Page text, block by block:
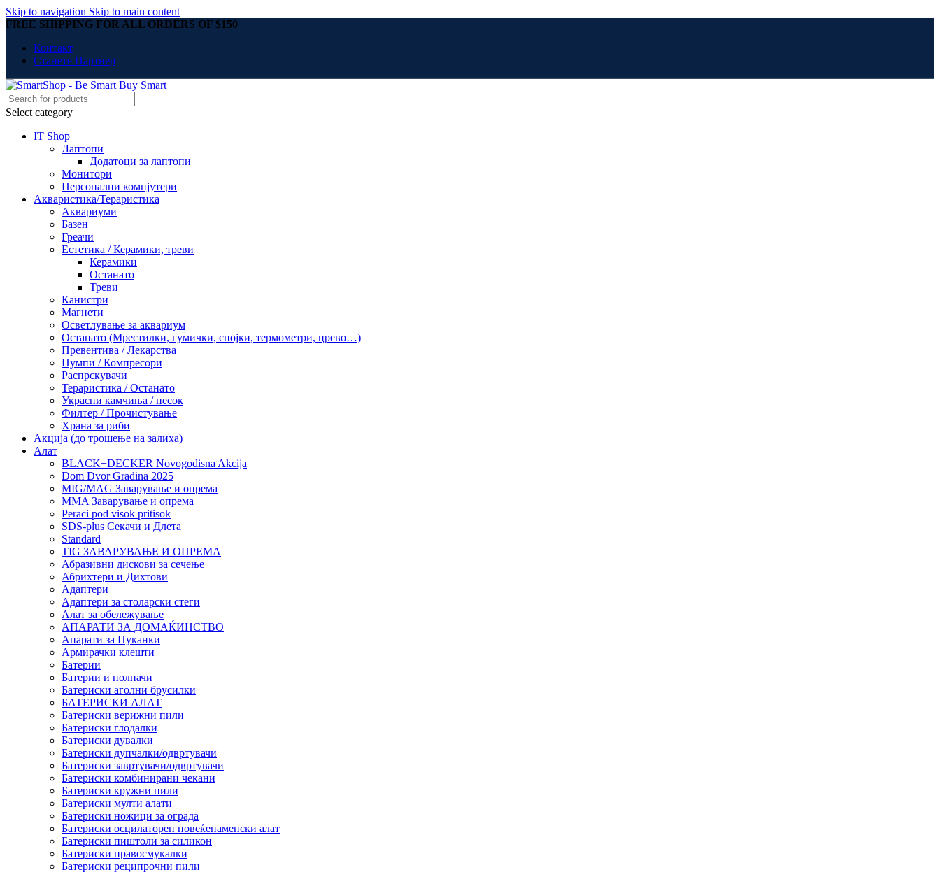
Skip to navigation Skip to main content
FREE SHIPPING FOR ALL ORDERS OF $150
Контакт
Станете Партнер
Select category
IT Shop
Лаптопи
Додатоци за лаптопи
Монитори
Персонални компјутери
Акваристика/Тераристика
Аквариуми
Базен
Греачи
Естетика / Керамики, треви
Керамики
Останато
Треви
Канистри
Магнети
Осветлување за аквариум
Останато (Мрестилки, гумички, спојки, термометри, црево…)
Превентива / Лекарства
Пумпи / Компресори
Распрскувачи
Тераристика / Останато
Украсни камчиња / песок
Филтер / Прочистување
Храна за риби
Акција (до трошење на залиха)
Алат
BLACK+DECKER Novogodisna Akcija
Dom Dvor Gradina 2025
MIG/MAG Заварување и опрема
MMA Заварување и опрема
Peraci pod visok pritisok
SDS-plus Секачи и Длета
Standard
TIG ЗАВАРУВАЊЕ И ОПРЕМА
Абразивни дискови за сечење
Абрихтери и Дихтови
Адаптери
Адаптери за столарски стеги
Алат за обележување
АПАРАТИ ЗА ДОМАЌИНСТВО
Апарати за Пуканки
Армирачки клешти
Батерии
Батерии и полначи
Батериски аголни брусилки
БАТЕРИСКИ АЛАТ
Батериски верижни пили
Батериски глодалки
Батериски дувалки
Батериски дупчалки/одвртувачи
Батериски завртувачи/одвртувачи
Батериски комбинирани чекани
Батериски кружни пили
Батериски мулти алати
Батериски ножици за ограда
Батериски осцилаторен повеќенаменски алат
Батериски пиштоли за силикон
Батериски правосмукалки
Батериски реципрочни пили